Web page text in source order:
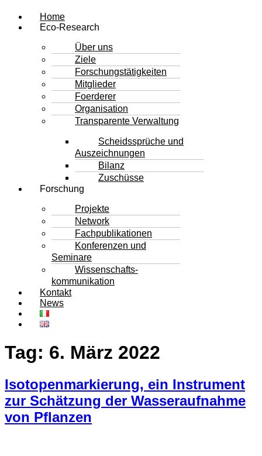
Home
Eco-Research
Über uns
Ziele
Forschungstätigkeiten
Mitglieder
Foerderer
Organisation
Transparente Verwaltung
Scheidssprüche und
Auszeichnungen
Bilanz
Zuschüsse
Forschung
Projekte
Network
Fachpublikationen
Konferenzen und
Seminare
Wissenschafts-
kommunikation
Kontakt
News
Tag: 6. März 2022
Isotopenmarkierung, ein Instrument
zur Schätzung der Wasseraufnahme
von Pflanzen​